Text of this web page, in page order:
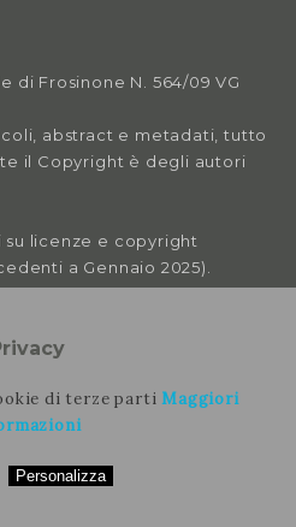
di Frosinone N. 564/09 VG
abstract e metadati, tutto
il Copyright è degli autori
licenze e copyright
a Gennaio 2025).
contattare il nostro staff
di terze partiMaggiori
Personalizza